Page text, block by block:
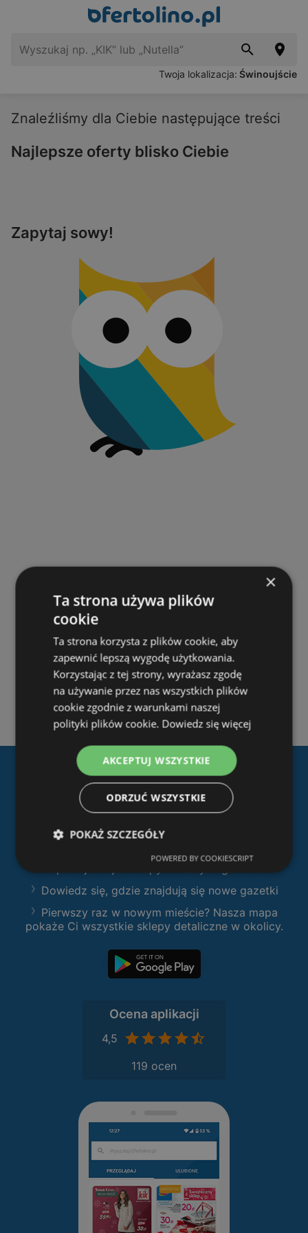
Twoja lokalizacja: Świnoujście
Znaleźliśmy dla Ciebie następujące treści
Najlepsze oferty blisko Ciebie
Zapytaj sowy!
Pobierz naszą aplikację
Ofertolino.pl
Filtruj sklepy według kategorii i przeglądaj
Dowiedz się, gdzie znajdują się nowe gazetki
Pierwszy raz w nowym mieście? Nasza mapa
pokaże Ci wszystkie sklepy detaliczne w okolicy.
Ocena aplikacji
4,5
119 ocen
×
Ta strona używa plików
cookie
Ta strona korzysta z plików cookie, aby
zapewnić lepszą wygodę użytkowania.
Korzystając z tej strony, wyrażasz zgodę
na używanie przez nas wszystkich plików
cookie zgodnie z warunkami naszej
polityki plików cookie. Dowiedz się więcej
AKCEPTUJ WSZYSTKIE
ODRZUĆ WSZYSTKIE
POKAŻ SZCZEGÓŁY
POWERED BY COOKIESCRIPT